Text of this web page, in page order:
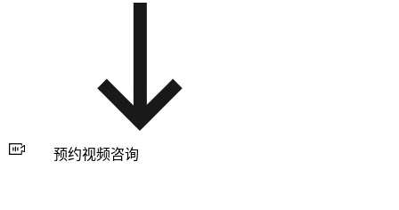
预约视频咨询